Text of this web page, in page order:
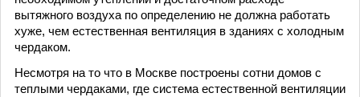
вытяжного воздуха по определению не должна работать
хуже, чем естественная вентиляция в зданиях с холодным
чердаком.
Несмотря на то что в Москве построены сотни домов с
теплыми чердаками, где система естественной вентиляции